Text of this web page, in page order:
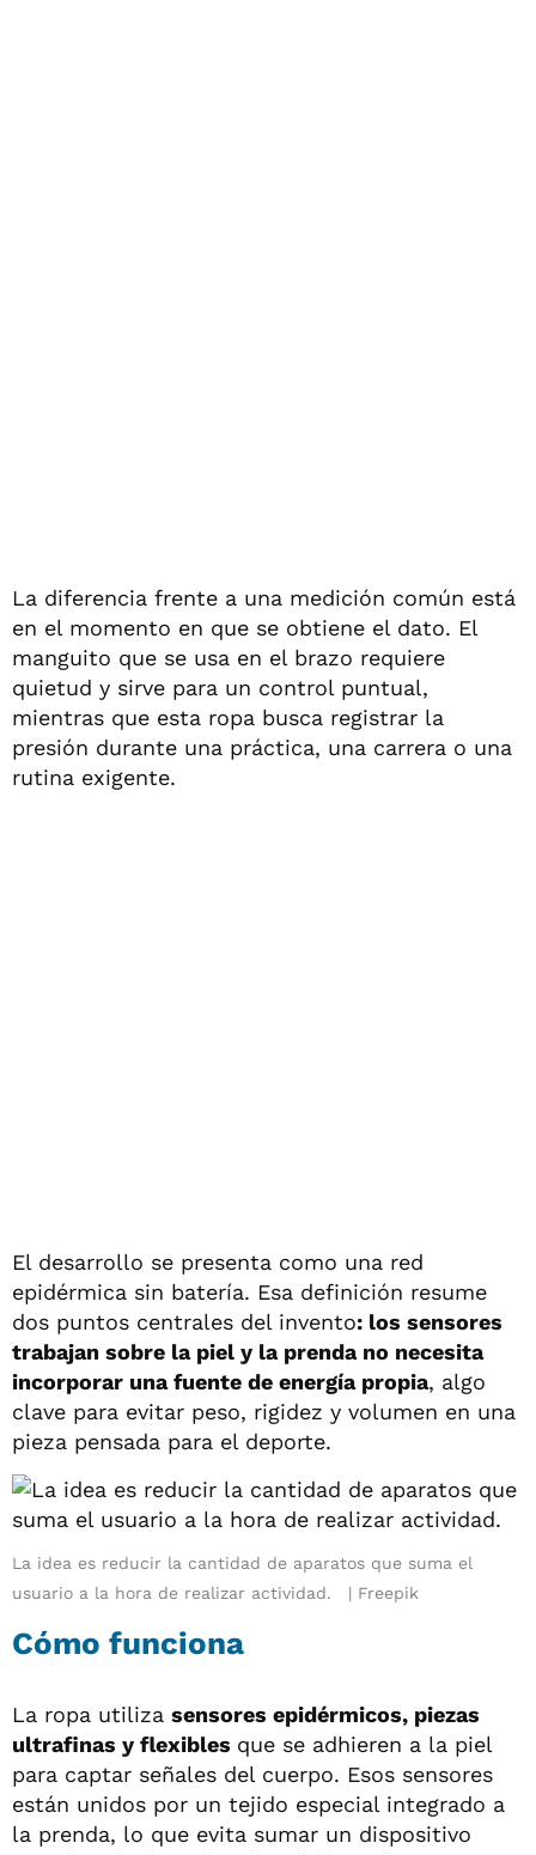
La diferencia frente a una medición común está
en el momento en que se obtiene el dato. El
manguito que se usa en el brazo requiere
quietud y sirve para un control puntual,
mientras que esta ropa busca registrar la
presión durante una práctica, una carrera o una
rutina exigente.
El desarrollo se presenta como una red
epidérmica sin batería. Esa definición resume
dos puntos centrales del invento: los sensores
trabajan sobre la piel y la prenda no necesita
incorporar una fuente de energía propia, algo
clave para evitar peso, rigidez y volumen en una
pieza pensada para el deporte.
La idea es reducir la cantidad de aparatos que suma el
usuario a la hora de realizar actividad.
Freepik
Cómo funciona
La ropa utiliza sensores epidérmicos, piezas
ultrafinas y flexibles que se adhieren a la piel
para captar señales del cuerpo. Esos sensores
están unidos por un tejido especial integrado a
la prenda, lo que evita sumar un dispositivo